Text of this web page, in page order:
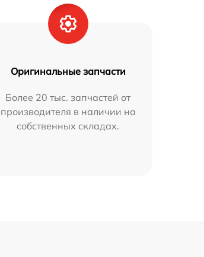
Оригинальные запчасти
Более 20 тыс. запчастей от
производителя в наличии на
собственных складах.